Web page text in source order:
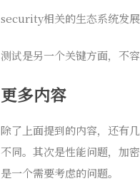
security相关的生态系统发
测试是另一个关键方面，不
更多内容
除了上面提到的内容，还有
不同。其次是性能问题，加
是一个需要考虑的问题。